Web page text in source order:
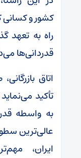
کشور و کسانی
راه به تعهد
قدردانی‌ها
اتاق
تأکید
به واسطه
عالی‌ترین
ایران،